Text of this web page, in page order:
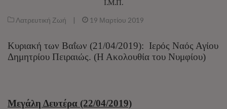
Ι.Μ.Π.
Λατρευτική Ζωή | 19 Μαρτίου 2019
Κυριακή των Βαΐων (21/04/2019): Ιερός Ναός Αγίου
Δημητρίου Πειραιώς. (Η Ακολουθία του Νυμφίου)
Μεγάλη Δευτέρα (22/04/2019)